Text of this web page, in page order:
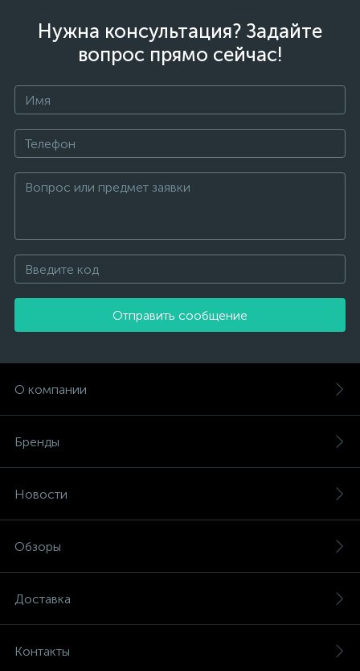
Нужна консультация? Задайте
вопрос прямо сейчас!
Отправить сообщение
О компании
Бренды
Новости
Обзоры
Доставка
Контакты